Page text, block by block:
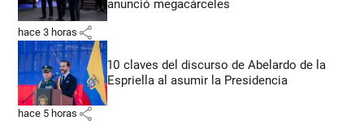
anunció megacárceles
hace 3 horas share
10 claves del discurso de Abelardo de la
Espriella al asumir la Presidencia
hace 5 horas share